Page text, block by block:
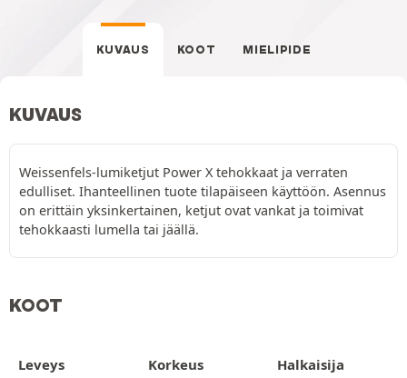
KUVAUS KOOT MIELIPIDE
KUVAUS
Weissenfels-lumiketjut Power X tehokkaat ja verraten
edulliset. Ihanteellinen tuote tilapäiseen käyttöön. Asennus
on erittäin yksinkertainen, ketjut ovat vankat ja toimivat
tehokkaasti lumella tai jäällä.
KOOT
Leveys Korkeus Halkaisija